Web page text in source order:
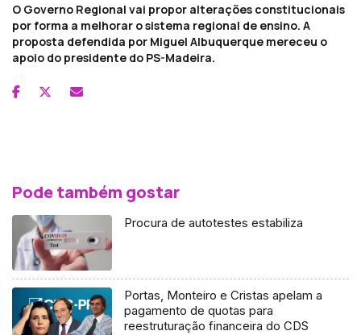
O Governo Regional vai propor alterações constitucionais
por forma a melhorar o sistema regional de ensino. A
proposta defendida por Miguel Albuquerque mereceu o
apoio do presidente do PS-Madeira.
Pode também gostar
Procura de autotestes estabiliza
Portas, Monteiro e Cristas apelam a
pagamento de quotas para
reestruturação financeira do CDS